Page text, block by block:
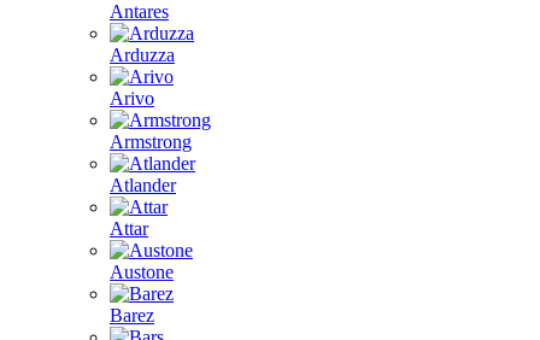
Antares
Arduzza
Arivo
Armstrong
Atlander
Attar
Austone
Barez